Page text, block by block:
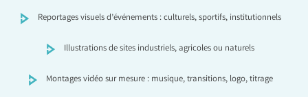
Reportages visuels d’événements : culturels, sportifs, institutionnels
Illustrations de sites industriels, agricoles ou naturels
Montages vidéo sur mesure : musique, transitions, logo, titrage